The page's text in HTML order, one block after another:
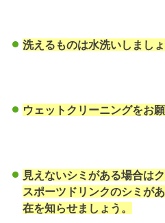
洗えるものは水洗いしましょ
ウェットクリーニングをお
見えないシミがある場合は
スポーツドリンクのシミが
在を知らせましょう。